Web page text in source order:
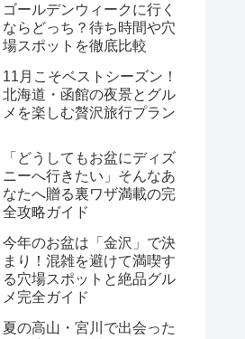
ゴールデンウィークに行く
ならどっち？待ち時間や穴
場スポットを徹底比較
11月こそベストシーズン！
北海道・函館の夜景とグル
メを楽しむ贅沢旅行プラン
「どうしてもお盆にディズ
ニーへ行きたい」そんなあ
なたへ贈る裏ワザ満載の完
全攻略ガイド
今年のお盆は「金沢」で決
まり！混雑を避けて満喫す
る穴場スポットと絶品グル
メ完全ガイド
夏の高山・宮川で出会った